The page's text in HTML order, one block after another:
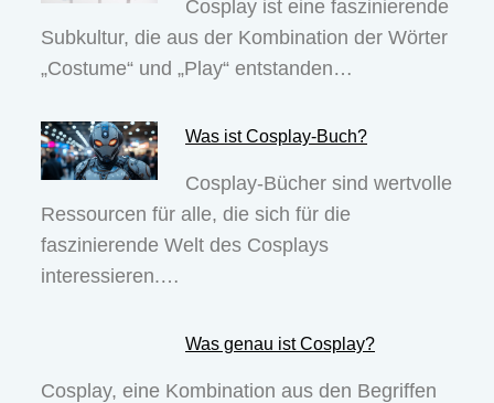
Cosplay ist eine faszinierende
Subkultur, die aus der Kombination der Wörter
„Costume“ und „Play“ entstanden…
Was ist Cosplay-Buch?
Cosplay-Bücher sind wertvolle
Ressourcen für alle, die sich für die
faszinierende Welt des Cosplays
interessieren.…
Was genau ist Cosplay?
Cosplay, eine Kombination aus den Begriffen